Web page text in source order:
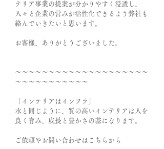
テリア事業の提案が分かりやすく浸透し、
人々と企業の営みが活性化できるよう弊社も
絡んでいきたいと思います。
お客様、ありがとうございました。
～～～～～～～～～～～～～～～～～～～～
～～～～～～～～～～～
「インテリアはインフラ」
水と同じように、質の高いインテリアは人を
良く育み、成長と豊かさの基になります。
ご依頼やお問い合わせはこちらから